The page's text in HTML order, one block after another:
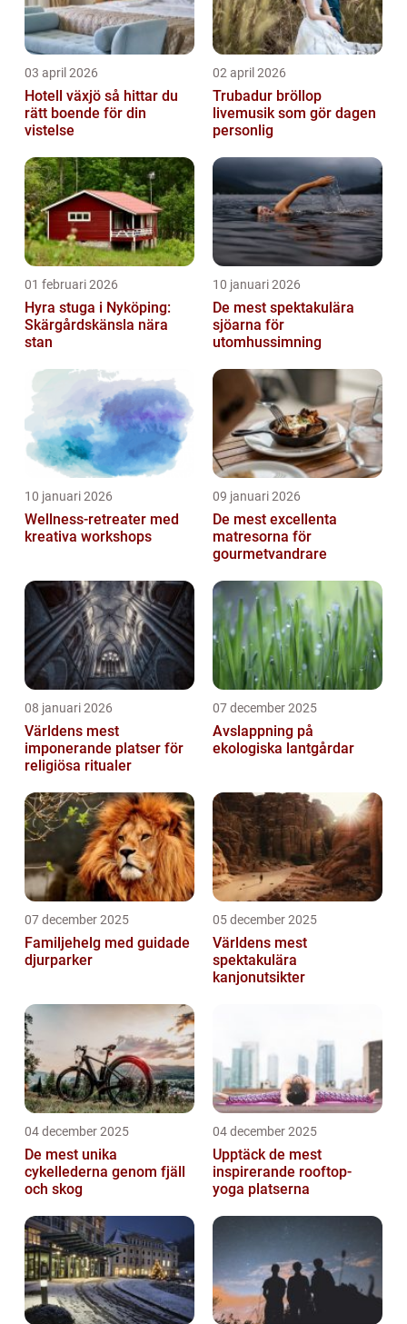
03 april 2026
Hotell växjö så hittar du
rätt boende för din
vistelse
02 april 2026
Trubadur bröllop
livemusik som gör dagen
personlig
01 februari 2026
Hyra stuga i Nyköping:
Skärgårdskänsla nära
stan
10 januari 2026
De mest spektakulära
sjöarna för
utomhussimning
10 januari 2026
Wellness-retreater med
kreativa workshops
09 januari 2026
De mest excellenta
matresorna för
gourmetvandrare
08 januari 2026
Världens mest
imponerande platser för
religiösa ritualer
07 december 2025
Avslappning på
ekologiska lantgårdar
07 december 2025
Familjehelg med guidade
djurparker
05 december 2025
Världens mest
spektakulära
kanjonutsikter
04 december 2025
De mest unika
cykellederna genom fjäll
och skog
04 december 2025
Upptäck de mest
inspirerande rooftop-
yoga platserna